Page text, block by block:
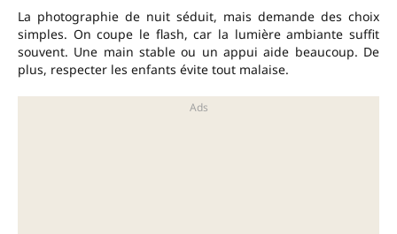
La photographie de nuit séduit, mais demande des choix
simples. On coupe le flash, car la lumière ambiante suffit
souvent. Une main stable ou un appui aide beaucoup. De
plus, respecter les enfants évite tout malaise.